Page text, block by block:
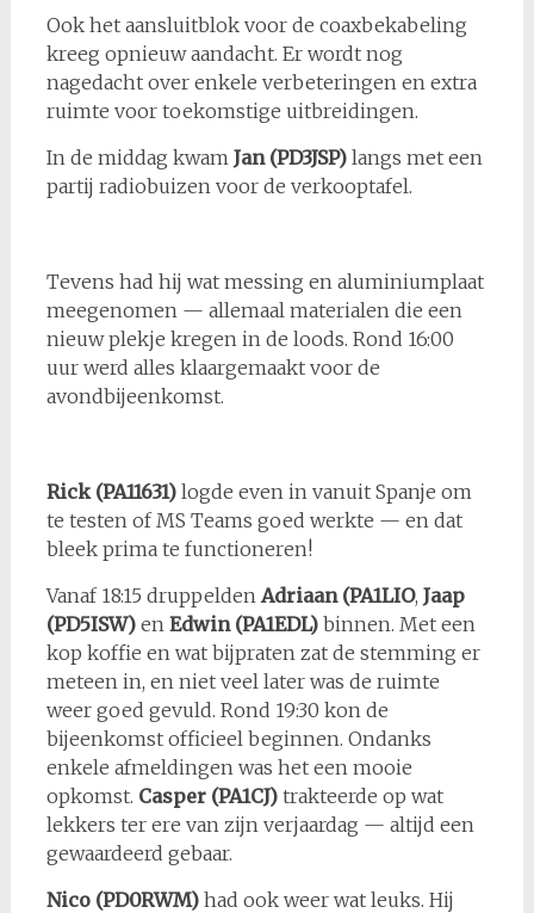
Ook het aansluitblok voor de coaxbekabeling
kreeg opnieuw aandacht. Er wordt nog
nagedacht over enkele verbeteringen en extra
ruimte voor toekomstige uitbreidingen.
In de middag kwam Jan (PD3JSP)langs met een
partij radiobuizen voor de verkooptafel.
Tevens had hij wat messing en aluminiumplaat
meegenomen — allemaal materialen die een
nieuw plekje kregen in de loods. Rond 16:00
uur werd alles klaargemaakt voor de
avondbijeenkomst.
Rick (PA11631)logde even in vanuit Spanje om
te testen of MS Teams goed werkte — en dat
bleek prima te functioneren!
Vanaf 18:15 druppelden Adriaan (PA1LIO, Jaap
(PD5ISW)en Edwin (PA1EDL) binnen. Met een
kop koffie en wat bijpraten zat de stemming er
meteen in, en niet veel later was de ruimte
weer goed gevuld. Rond 19:30 kon de
bijeenkomst officieel beginnen. Ondanks
enkele afmeldingen was het een mooie
opkomst. Casper (PA1CJ)trakteerde op wat
lekkers ter ere van zijn verjaardag — altijd een
gewaardeerd gebaar.
Nico (PD0RWM) had ook weer wat leuks. Hij